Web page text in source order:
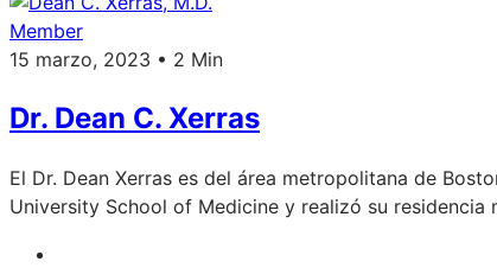
Member
15 marzo, 2023 • 2 Min
Dr. Dean C. Xerras
El Dr. Dean Xerras es del área metropolitana de
University School of Medicine y realizó su